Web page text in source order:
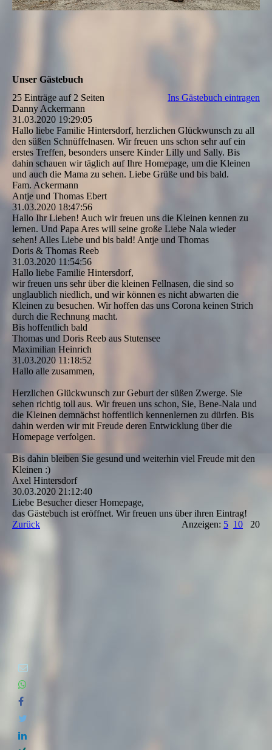
Unser Gästebuch
25 Einträge auf 2 Seiten
Ins Gästebuch eintragen
Danny Ackermann
31.03.2020 19:29:05
Hallo liebe Familie Hintersdorf, herzlichen Glückwunsch zu all
den süßen Schnüffelnasen. Wir freuen uns schon sehr auf ein
erstes Treffen, besonders unsere Kinder Lilly und Sally. Bis
dahin schauen wir täglich auf Ihre Homepage, um die Kleinen
und auch die Mama zu sehen. Liebe Grüße und bis bald.
Fam. Ackermann
Antje und Thomas Ebert
31.03.2020 18:47:56
Hallo Ihr Lieben! Auch wir freuen uns die Kleinen kennen zu
lernen. Und Papa Ares will seine große Liebe Nala wieder
sehen! Alles Liebe und bis bald! Antje und Thomas
Doris & Thomas Reeb
31.03.2020 11:54:56
Hallo liebe Familie Hintersdorf,
wir freuen uns sehr über die kleinen Fellnasen, die sind so
unglaublich niedlich, und wir können es nicht abwarten die
Kleinen zu besuchen. Wir hoffen das uns Corona keinen Strich
durch die Rechnung macht.
Bis hoffentlich bald
Thomas und Doris Reeb aus Stutensee
Maximilian Heinrich
31.03.2020 11:18:52
Hallo alle zusammen,
Herzlichen Glückwunsch zur Geburt der süßen Zwerge. Sie
sehen richtig toll aus. Wir freuen uns schon, Sie, Bene-Nala und
die Kleinen demnächst hoffentlich kennenlernen zu dürfen. Bis
dahin werden wir mit Freude deren Entwicklung über die
Homepage verfolgen.
Bis dahin bleiben Sie gesund und weiterhin viel Freude mit den
Kleinen :)
Axel Hintersdorf
30.03.2020 21:12:40
Liebe Besucher dieser Homepage,
das Gästebuch ist eröffnet. Wir freuen uns über ihren Eintrag!
Zurück
Anzeigen: 5 10 20